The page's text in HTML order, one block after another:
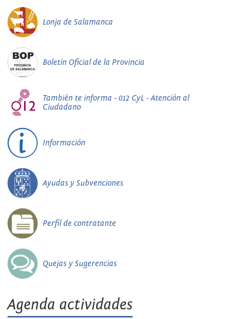
Lonja de Salamanca
Boletín Oficial de la Provincia
También te informa - 012 CyL - Atención al
Ciudadano
Información
Ayudas y Subvenciones
Perfil de contratante
Quejas y Sugerencias
Agenda actividades